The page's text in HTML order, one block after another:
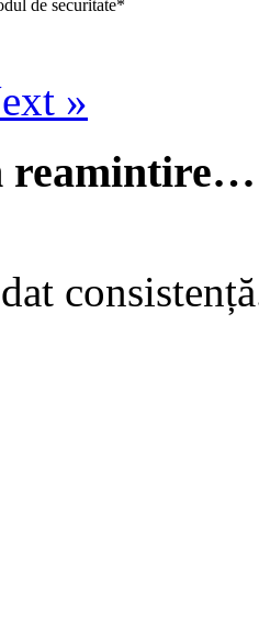
de securitate*
»
reamintire…